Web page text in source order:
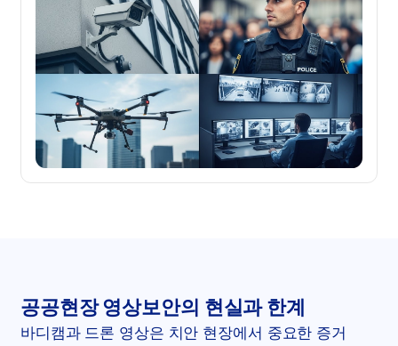
공공현장 영상보안의 현실과 한계
바디캠과 드론 영상은 치안 현장에서 중요한 증거